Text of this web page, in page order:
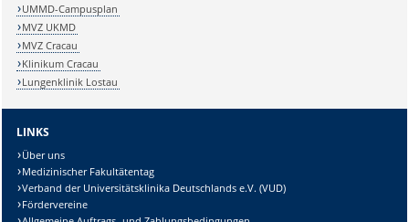
UMMD-Campusplan
MVZ UKMD
MVZ Cracau
Klinikum Cracau
Lungenklinik Lostau
LINKS
Über uns
Medizinischer Fakultätentag
Verband der Universitätsklinika Deutschlands e.V. (VUD)
Fördervereine